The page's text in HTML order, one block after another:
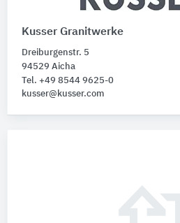
Kusser Granitwerke
Dreiburgenstr. 5
94529 Aicha
Tel. +49 8544 9625-0
kusser@kusser.com